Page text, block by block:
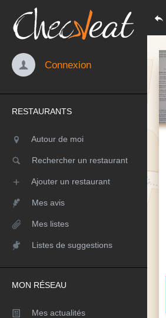
Connexion
RESTAURANTS
Autour de moi
Rechercher un restaurant
Ajouter un restaurant
Mes avis
Mes listes
Listes de suggestions
MON RÉSEAU
Mes actualités